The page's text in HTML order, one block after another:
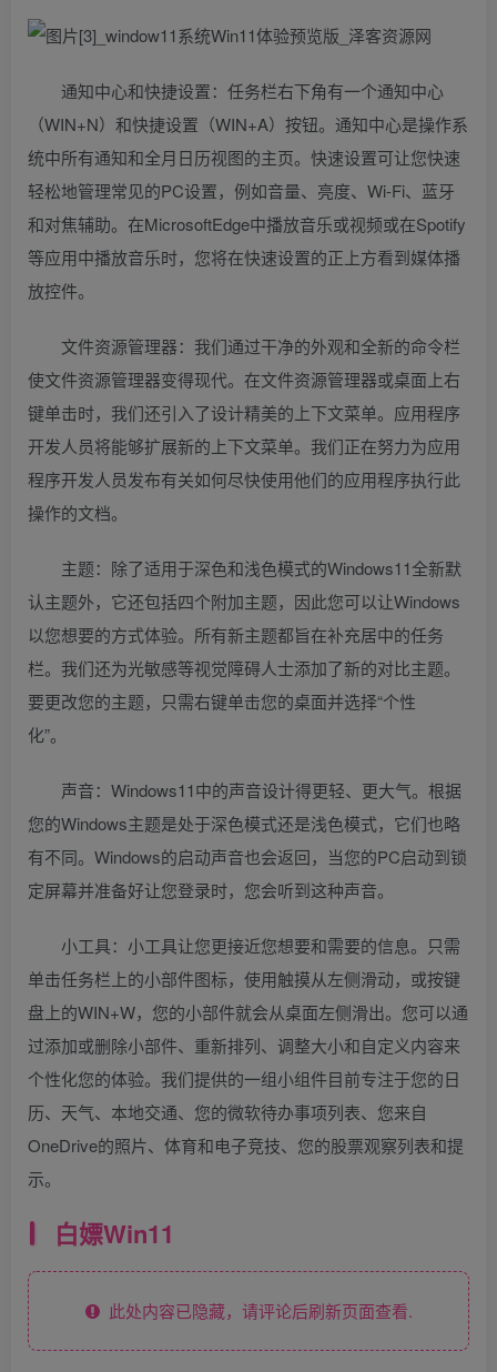
通知中心和快捷设置：任务栏右下角有一个通知中心
（WIN+N）和快捷设置（WIN+A）按钮。通知中心是操作系
统中所有通知和全月日历视图的主页。快速设置可让您快速
轻松地管理常见的PC设置，例如音量、亮度、Wi-Fi、蓝牙
和对焦辅助。在MicrosoftEdge中播放音乐或视频或在Spotify
等应用中播放音乐时，您将在快速设置的正上方看到媒体播
放控件。
文件资源管理器：我们通过干净的外观和全新的命令栏
使文件资源管理器变得现代。在文件资源管理器或桌面上右
键单击时，我们还引入了设计精美的上下文菜单。应用程序
开发人员将能够扩展新的上下文菜单。我们正在努力为应用
程序开发人员发布有关如何尽快使用他们的应用程序执行此
操作的文档。
主题：除了适用于深色和浅色模式的Windows11全新默
认主题外，它还包括四个附加主题，因此您可以让Windows
以您想要的方式体验。所有新主题都旨在补充居中的任务
栏。我们还为光敏感等视觉障碍人士添加了新的对比主题。
要更改您的主题，只需右键单击您的桌面并选择“个性
化”。
声音：Windows11中的声音设计得更轻、更大气。根据
您的Windows主题是处于深色模式还是浅色模式，它们也略
有不同。Windows的启动声音也会返回，当您的PC启动到锁
定屏幕并准备好让您登录时，您会听到这种声音。
小工具：小工具让您更接近您想要和需要的信息。只需
单击任务栏上的小部件图标，使用触摸从左侧滑动，或按键
盘上的WIN+W，您的小部件就会从桌面左侧滑出。您可以通
过添加或删除小部件、重新排列、调整大小和自定义内容来
个性化您的体验。我们提供的一组小组件目前专注于您的日
历、天气、本地交通、您的微软待办事项列表、您来自
OneDrive的照片、体育和电子竞技、您的股票观察列表和提
示。
白嫖Win11
此处内容已隐藏，请评论后刷新页面查看.